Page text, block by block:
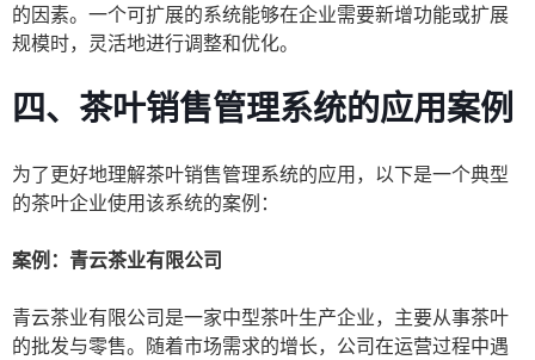
的因素。一个可扩展的系统能够在企业需要新增功能或扩展
规模时，灵活地进行调整和优化。
四、茶叶销售管理系统的应用案例
为了更好地理解茶叶销售管理系统的应用，以下是一个典型
的茶叶企业使用该系统的案例：
案例：青云茶业有限公司
青云茶业有限公司是一家中型茶叶生产企业，主要从事茶叶
的批发与零售。随着市场需求的增长，公司在运营过程中遇